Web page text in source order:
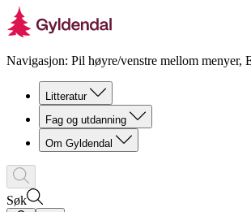
Navigasjon: Pil høyre/venstre mellom menyer,
Litteratur
Fag og utdanning
Om Gyldendal
Søk